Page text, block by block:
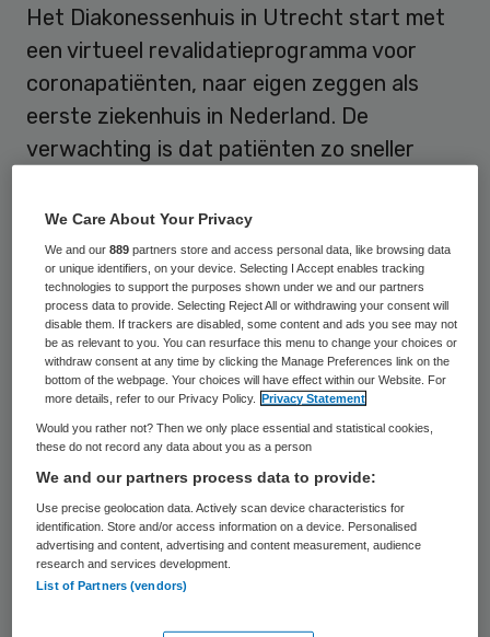
Het Diakonessenhuis in Utrecht start met
een virtueel revalidatieprogramma voor
coronapatiënten, naar eigen zeggen als
eerste ziekenhuis in Nederland. De
verwachting is dat patiënten zo sneller
In het revalidatieprogramma krijgt de
coronapatiënt een Virtual Reality bril op.
Deze VR-bril brengt de patiënt in een
compleet andere omgeving. Hij kan
bijvoorbeeld een virtuele fietstocht maken
door Utrecht, maar ook in een game-wereld
worden gebracht, waarin ballonnen in de
lucht zweven en hij bijvoorbeeld alleen de
rode ballonnen moet afschieten.
Anders voelen
We Care About Your Privacy
We and our889 partners store and access personal data, like browsing data
or unique identifiers, on your device. Selecting I Accept enables tracking
technologies to support the purposes shown under we and our partners
process data to provide. Selecting Reject All or withdrawing your consent will
disable them. If trackers are disabled, some content and ads you see may not
be as relevant to you. You can resurface this menu to change your choices or
withdraw consent at any time by clicking the Manage Preferences link on the
bottom of the webpage. Your choices will have effect within our Website. For
more details, refer to our Privacy Policy.
Privacy Statement
Would you rather not? Then we only place essential and statistical cookies,
these do not record any data about you as a person
We and our partners process data to provide:
Use precise geolocation data. Actively scan device characteristics for
identification. Store and/or access information on a device. Personalised
advertising and content, advertising and content measurement, audience
research and services development.
List of Partners (vendors)